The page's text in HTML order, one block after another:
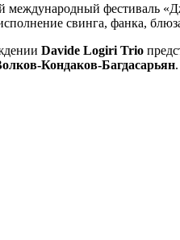
фестиваль
свинга, фанка,
Davide Logiri Trio
Кондаков-Багдасарьян